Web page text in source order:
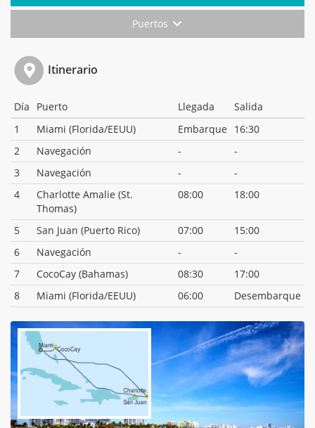
Puertos
Itinerario
Día Puerto Llegada
Salida
1
Miami (Florida/EEUU) Embarque
16:30
2
Navegación -
-
3
Navegación -
-
4
Charlotte Amalie (St.
Thomas)
08:00 18:00
5 San Juan (Puerto Rico) 07:00
15:00
6
Navegación -
-
7
CocoCay (Bahamas) 08:30
17:00
8
Miami (Florida/EEUU) 06:00 Desembarque